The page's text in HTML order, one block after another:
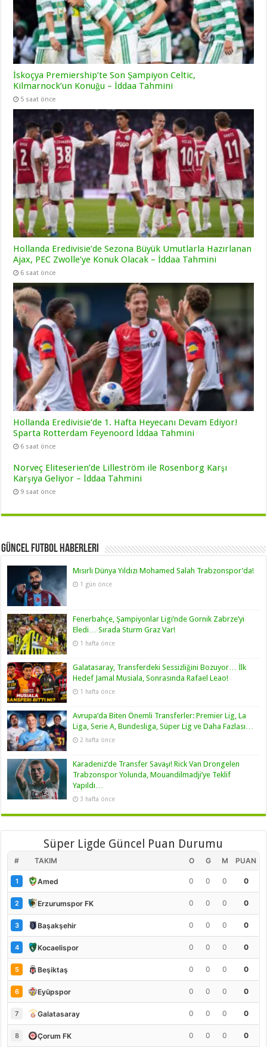
İskoçya Premiership’te Son Şampiyon Celtic,
Kilmarnock’un Konuğu – İddaa Tahmini
5 saat önce
Hollanda Eredivisie’de Sezona Büyük Umutlarla Hazırlanan
Ajax, PEC Zwolle’ye Konuk Olacak – İddaa Tahmini
6 saat önce
Hollanda Eredivisie’de 1. Hafta Heyecanı Devam Ediyor!
Sparta Rotterdam Feyenoord İddaa Tahmini
6 saat önce
Norveç Eliteserien’de Lilleström ile Rosenborg Karşı
Karşıya Geliyor – İddaa Tahmini
9 saat önce
Güncel Futbol Haberleri
Mısırlı Dünya Yıldızı Mohamed Salah Trabzonspor’da!
1 gün önce
Fenerbahçe, Şampiyonlar Ligi’nde Gornik Zabrze’yi
Eledi… Sırada Sturm Graz Var!
1 hafta önce
Galatasaray, Transferdeki Sessizliğini Bozuyor… İlk
Hedef Jamal Musiala, Sonrasında Rafael Leao!
1 hafta önce
Avrupa’da Biten Önemli Transferler: Premier Lig, La
Liga, Serie A, Bundesliga, Süper Lig ve Daha Fazlası…
2 hafta önce
Karadeniz’de Transfer Savaşı! Rick Van Drongelen
Trabzonspor Yolunda, Mouandilmadji’ye Teklif
Yapıldı…
3 hafta önce
Süper Ligde Güncel Puan Durumu
# TAKIM O G M PUAN
1 Amed 0 0 0 0
2 Erzurumspor FK 0 0 0 0
3 Başakşehir 0 0 0 0
4 Kocaelispor 0 0 0 0
5 Beşiktaş 0 0 0 0
6 Eyüpspor 0 0 0 0
7 Galatasaray 0 0 0 0
8 Çorum FK 0 0 0 0